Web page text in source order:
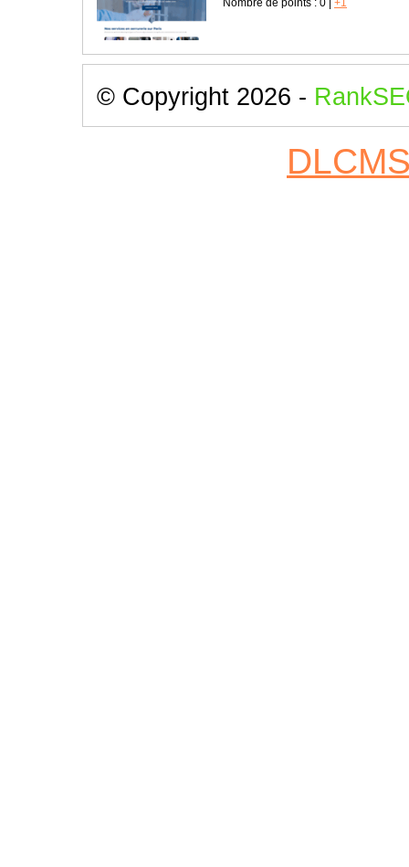
Nombre de points : 0 +1
© Copyright 2026 -